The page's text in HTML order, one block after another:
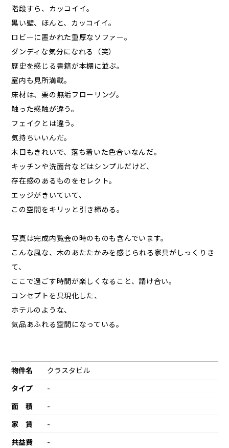
階段すら、カッコイイ。
黒い壁、ほんと、カッコイイ。
ロビーに置かれた重厚なソファー。
ダンディな気分になれる（笑）
歴史を感じる書籍が本棚に並ぶ。
室内も見所満載。
床材は、栗の無垢フローリング。
触った感触が違う。
フェイクとは違う。
気持ちいいんだ。
木目もきれいで、落ち着いた色合いなんだ。
キッチンや洗面台などはシンプルだけど、
存在感のあるものをセレクト。
エッジがきいていて、
この空間をキリッと引き締める。
写真は完成内覧会の時のものも含んでいます。
こんな風な、木のあたたかみを感じられる家具がしっくりき
て、
ここで過ごす時間が楽しくなること、請け合い。
コンセプトを具現化した、
ホテルのような、
気品あふれる空間になっている。
物件名
クラスタビル
タイプ
-
面 積
-
家 賃
-
共益費
-